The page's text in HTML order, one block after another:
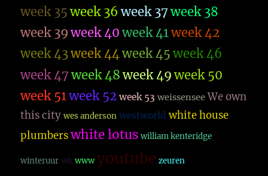
week 35 week 36 week 37 week 38
week 39 week 40 week 41week 42
week 43week 44week 45 week 46
week 47 week 48 week 49 week 50
week 51week 52 week 53 weissensee We own
this city wes anderson westworld white house
plumbers white lotus william kenteridge
winteruur wk www youtube zeuren